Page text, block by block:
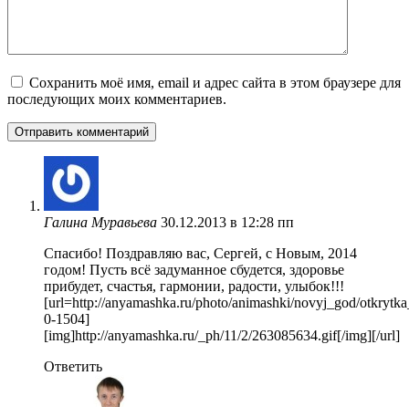
Сохранить моё имя, email и адрес сайта в этом браузере для
последующих моих комментариев.
Галина Муравьева 30.12.2013 в 12:28 пп
Спасибо! Поздравляю вас, Сергей, с Новым, 2014
годом! Пусть всё задуманное сбудется, здоровье
прибудет, счастья, гармонии, радости, улыбок!!!
[url=http://anyamashka.ru/photo/animashki/novyj_god/
0-1504]
[img]http://anyamashka.ru/_ph/11/2/263085634.gif[/img][/url]
Ответить